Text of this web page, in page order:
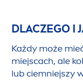
DLACZEGO I
Każdy może
miejscach, ale
lub ciemniejszy